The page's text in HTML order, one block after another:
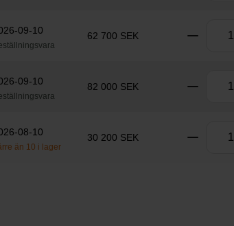
09-10 62 700 SEK Ta bort
09-10 82 000 SEK Ta bort
08-10
än 10 i lager
30 200 SEK Ta bort